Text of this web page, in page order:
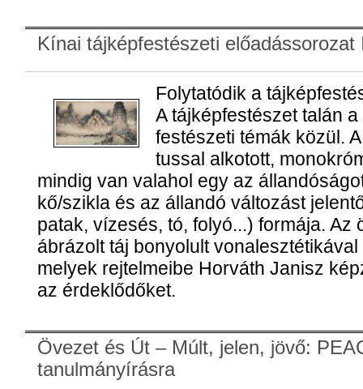
Kínai tájképfestészeti előadássorozat
Folytatódik a
A tájképfestészet talán
festészeti témák közül.
tussal alkotott,
mindig van valahol egy az
kő/szikla és az állandó változást
patak, vízesés, tó, folyó...) formája. Az
ábrázolt táj bonyolult
melyek rejtelmeibe Horváth Janisz
az érdeklődőket.
Övezet és Út – Múlt, jelen, jövő:
tanulmányírásra